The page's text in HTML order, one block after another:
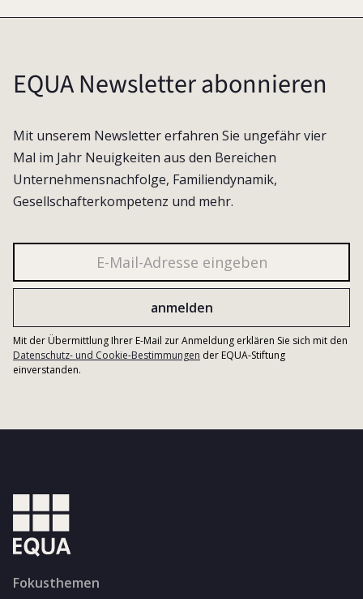
EQUA Newsletter abonnieren
Mit unserem Newsletter erfahren Sie ungefähr vier
Mal im Jahr Neuigkeiten aus den Bereichen
Unternehmensnachfolge, Familiendynamik,
Gesellschafterkompetenz und mehr.
Mit der Übermittlung Ihrer E-Mail zur Anmeldung erklären Sie sich mit den
Datenschutz- und Cookie-Bestimmungen der EQUA-Stiftung
einverstanden.
Fokusthemen